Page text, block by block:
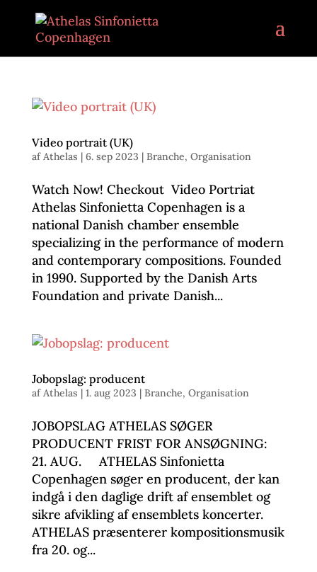
Video portrait (UK)
afAthelas | 6. sep 2023 | Branche, Organisation
Watch Now! Checkout Video Portriat
Athelas Sinfonietta Copenhagen is a
national Danish chamber ensemble
specializing in the performance of modern
and contemporary compositions. Founded
in 1990. Supported by the Danish Arts
Foundation and private Danish...
Jobopslag: producent
afAthelas | 1. aug 2023 | Branche, Organisation
JOBOPSLAG ATHELAS SØGER
PRODUCENT FRIST FOR ANSØGNING:
21. AUG. ATHELAS Sinfonietta
Copenhagen søger en producent, der kan
indgå i den daglige drift af ensemblet og
sikre afvikling af ensemblets koncerter.
ATHELAS præsenterer kompositionsmusik
fra 20. og...